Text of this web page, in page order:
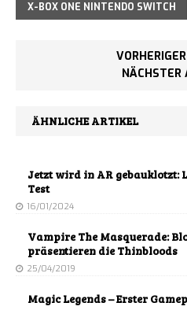
X-BOX ONE NINTENDO SWITCH
NÄCHSTER
ÄHNLICHE ARTIKEL
Jetzt wird in AR gebauklotzt:
Test
16/01/2024
Vampire The Masquerade:
präsentieren die Thinbloods
25/04/2019
Magic Legends – Erster